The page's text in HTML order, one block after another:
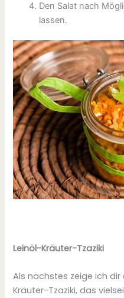
Den Salat nach
lassen.
Leinöl-Kräuter-Tzaziki
Als nächstes zeige ich dir
Kräuter-Tzaziki, das